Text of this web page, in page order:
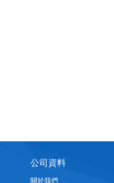
公司資料
關於我們